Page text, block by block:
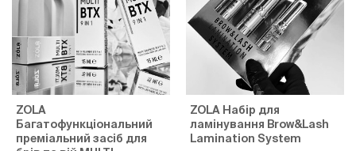
ZOLA
Багатофункціональний
преміальний засіб для
ZOLA Набір для
ламінування Brow&Lash
Lamination System